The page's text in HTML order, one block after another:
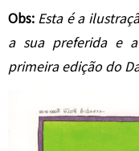
Obs: Esta é a
a sua preferida e
primeira edição do